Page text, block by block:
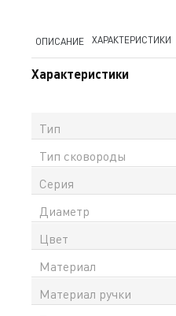
ОПИСАНИЕ ХАРАКТЕРИСТИКИ
Характеристики
Тип
Тип сковороды
Серия
Диаметр
Цвет
Материал
Материал ручки